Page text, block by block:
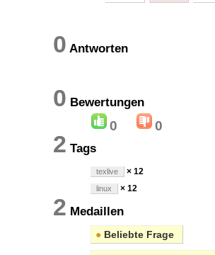
0 Antworten
0 Bewertungen
0 0
2 Tags
texlive × 12
linux × 12
2 Medaillen
● Beliebte Frage